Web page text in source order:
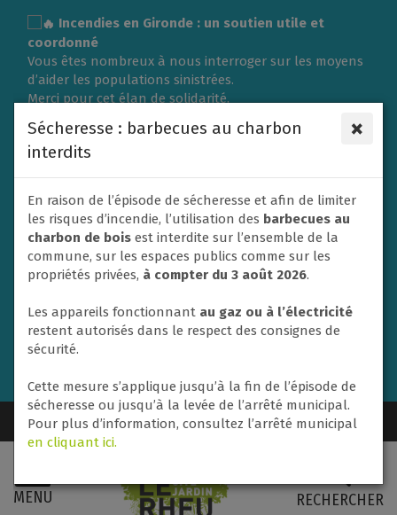
Incendies en Gironde : un soutien utile et
coordonné
Vous êtes nombreux à nous interroger sur les moyens
d’aider les populations sinistrées.
Merci pour cet élan de solidarité.
matériel nécessite une logistique importante et doit
répondre aux besoins exprimés sur place.
des Maires de France (AMF) et à la Protection civile en
privilégiant un soutien financier afin de contribuer
efficacement aux secours et à l’aide apportée aux
victimes.
Un don va donc être adressé dans ce sens par la ville
de Le Rheu à la Protection civile. En effet, les soutiens
financiers sont privilégiés par les autorités afin de
mettre en place les opérations d’urgence.
Nous ne manquerons pas également de relayer et
soutenir toute initiative nationale à destination des
habitants si un appel à la solidarité est lancé.
Nous contacter 02 99 60 71 31
MENU RECHERCHER
×
Sécheresse : barbecues au charbon
interdits
En raison de l’épisode de sécheresse et afin de limiter
les risques d’incendie, l’utilisation des barbecues au
charbon de bois est interdite sur l’ensemble de la
commune, sur les espaces publics comme sur les
propriétés privées, à compter du 3 août 2026.
Les appareils fonctionnant au gaz ou à l’électricité
restent autorisés dans le respect des consignes de
sécurité.
Cette mesure s’applique jusqu’à la fin de l’épisode de
sécheresse ou jusqu’à la levée de l’arrêté municipal.
Pour plus d’information, consultez l’arrêté municipal
en cliquant ici.